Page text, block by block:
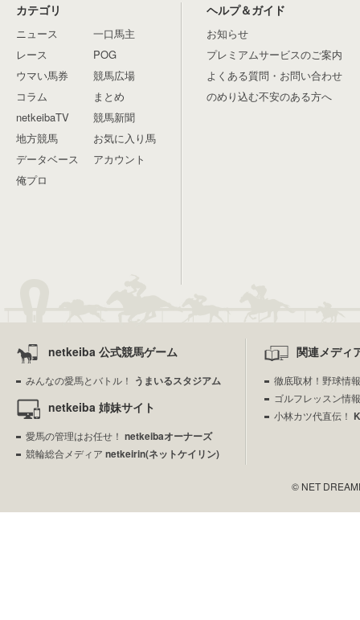
カテゴリ
ニュース
レース
ウマい馬券
コラム
netkeibaTV
地方競馬
データベース
俺プロ
一口馬主
POG
競馬広場
まとめ
競馬新聞
お気に入り馬
アカウント
ヘルプ＆ガイド
お知らせ
プレミアムサービスのご案内
よくある質問・お問い合わせ
のめり込む不安のある方へ
netkeiba 公式競馬ゲーム
みんなの愛馬とバトル！ うまいるスタジアム
netkeiba 姉妹サイト
愛馬の管理はお任せ！ netkeibaオーナーズ
競輪総合メディア netkeirin(ネットケイリン)
関連メディ
徹底取材！野球情
ゴルフレッスン情
小林カツ代直伝！
© NET